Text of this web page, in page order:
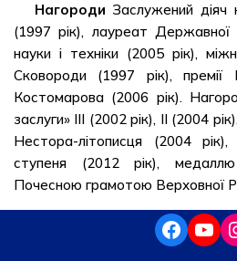
Нагороди Заслужений діяч
(1997 рік), лауреат Державної
науки і техніки (2005 рік),
Сковороди (1997 рік),
Костомарова (2006 рік).
заслуги» III (2002 рік), II (2004
Нестора-літописця (2004
ступеня (2012 рік), медаллю
Почесною грамотою Верховної